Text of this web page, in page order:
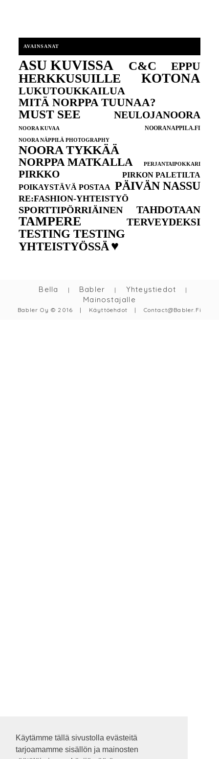
Käytämme tällä sivustolla evästeitä
tarjoamamme sisällön ja mainosten
Käytämme tällä sivustolla evästeitä
tarjoamamme sisällön ja mainosten
AVAINSANAT
ASU KUVISSA C&C EPPU
HERKKUSUILLE KOTONA
LUKUTOUKKAILUA
MITÄ NORPPA TUUNAA?
MUST SEE NEULOJANOORA
NOORA KUVAA NOORANAPPILA.FI
NOORA NÄPPILÄ PHOTOGRAPHY
NOORA TYKKÄÄ
NORPPA MATKALLA PERJANTAIPOKKARI
PIRKKO
PIRKON PALETILTA
POIKAYSTÄVÄ POSTAA PÄIVÄN NASSU
RE:FASHION-YHTEISTYÖ
SPORTTIPÖRRIÄINEN TAHDOTAAN
TAMPERE TERVEYDEKSI
TESTING TESTING
YHTEISTYÖSSÄ♥
Bella | Babler | Yhteystiedot |
Mainostajalle
Babler Oy © 2016 | Käyttöehdot | Contact@babler.fi